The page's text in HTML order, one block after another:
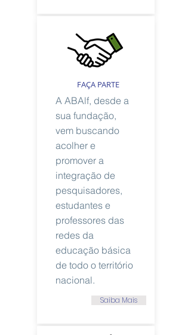
FAÇA PARTE
A ABAlf, desde a
sua fundação,
vem buscando
acolher e
promover a
integração de
pesquisadores,
estudantes e
professores das
redes da
educação básica
de todo o território
nacional.
Saiba Mais